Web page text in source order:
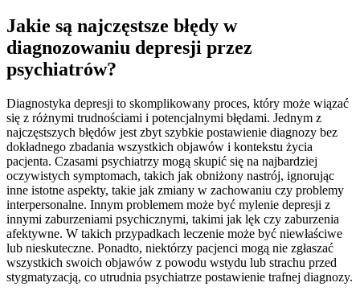
Jakie są najczęstsze błędy w
diagnozowaniu depresji przez
psychiatrów?
Diagnostyka depresji to skomplikowany proces, który może wiązać
się z różnymi trudnościami i potencjalnymi błędami. Jednym z
najczęstszych błędów jest zbyt szybkie postawienie diagnozy bez
dokładnego zbadania wszystkich objawów i kontekstu życia
pacjenta. Czasami psychiatrzy mogą skupić się na najbardziej
oczywistych symptomach, takich jak obniżony nastrój, ignorując
inne istotne aspekty, takie jak zmiany w zachowaniu czy problemy
interpersonalne. Innym problemem może być mylenie depresji z
innymi zaburzeniami psychicznymi, takimi jak lęk czy zaburzenia
afektywne. W takich przypadkach leczenie może być niewłaściwe
lub nieskuteczne. Ponadto, niektórzy pacjenci mogą nie zgłaszać
wszystkich swoich objawów z powodu wstydu lub strachu przed
stygmatyzacją, co utrudnia psychiatrze postawienie trafnej diagnozy.